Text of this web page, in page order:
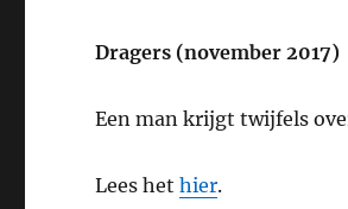
Dragers (november 2017)
Een man krijgt twijfels
Lees hethier.